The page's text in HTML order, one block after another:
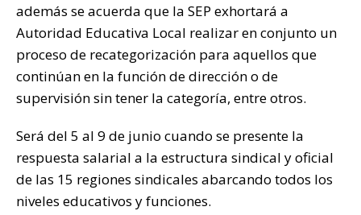
además se acuerda que la SEP exhortará a
Autoridad Educativa Local realizar en conjunto un
proceso de recategorización para aquellos que
continúan en la función de dirección o de
supervisión sin tener la categoría, entre otros.
Será del 5 al 9 de junio cuando se presente la
respuesta salarial a la estructura sindical y oficial
de las 15 regiones sindicales abarcando todos los
niveles educativos y funciones.